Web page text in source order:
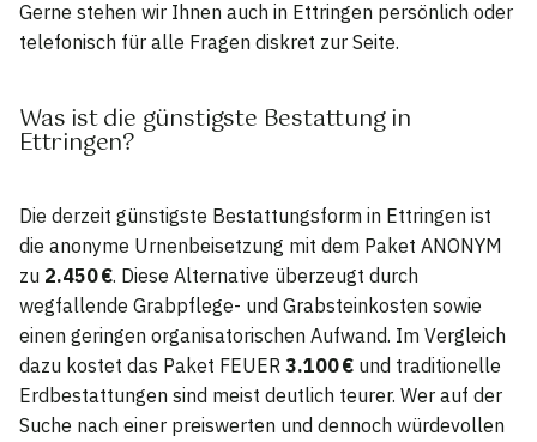
Gerne stehen wir Ihnen auch in Ettringen persönlich oder
telefonisch für alle Fragen diskret zur Seite.
Was ist die günstigste Bestattung in
Ettringen?
Die derzeit günstigste Bestattungsform in Ettringen ist
die anonyme Urnenbeisetzung mit dem Paket ANONYM
zu 2.450 €. Diese Alternative überzeugt durch
wegfallende Grabpflege- und Grabsteinkosten sowie
einen geringen organisatorischen Aufwand. Im Vergleich
dazu kostet das Paket FEUER 3.100 € und traditionelle
Erdbestattungen sind meist deutlich teurer. Wer auf der
Suche nach einer preiswerten und dennoch würdevollen